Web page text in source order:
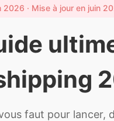
2026 · Mise à jour en juin
faut pour lancer,